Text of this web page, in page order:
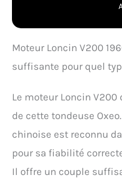
Moteur Loncin V200
suffisante pour quel
Le moteur Loncin
de cette tondeuse
chinoise est reconnu
pour sa fiabilité
Il offre un couple